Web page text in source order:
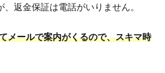
返金保証は電話がいりません。
メールで案内がくるので、スキマ時